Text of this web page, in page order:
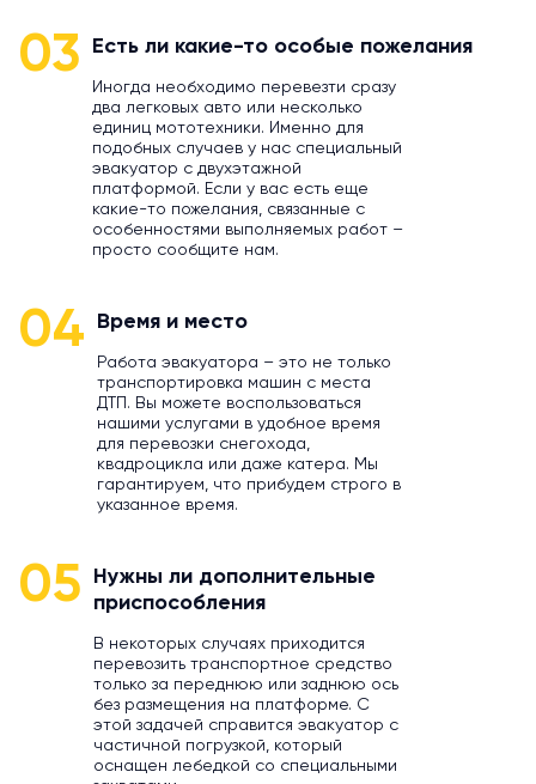
03 Есть ли какие-то особые пожелания
Иногда необходимо перевезти сразу
два легковых авто или несколько
единиц мототехники. Именно для
подобных случаев у нас специальный
эвакуатор с двухэтажной
платформой. Если у вас есть еще
какие-то пожелания, связанные с
особенностями выполняемых работ –
просто сообщите нам.
04 Время и место
Работа эвакуатора – это не только
транспортировка машин с места
ДТП. Вы можете воспользоваться
нашими услугами в удобное время
для перевозки снегохода,
квадроцикла или даже катера. Мы
гарантируем, что прибудем строго в
указанное время.
05
Нужны ли дополнительные
приспособления
В некоторых случаях приходится
перевозить транспортное средство
только за переднюю или заднюю ось
без размещения на платформе. С
этой задачей справится эвакуатор с
частичной погрузкой, который
оснащен лебедкой со специальными